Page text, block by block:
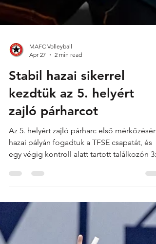
MAFC Volleyball
Apr 27
2 min read
Stabil hazai sikerrel
kezdtük az 5. helyért
zajló párharcot
Az 5. helyért zajló párharc első mérkőzésén
hazai pályán fogadtuk a TFSE csapatát, és